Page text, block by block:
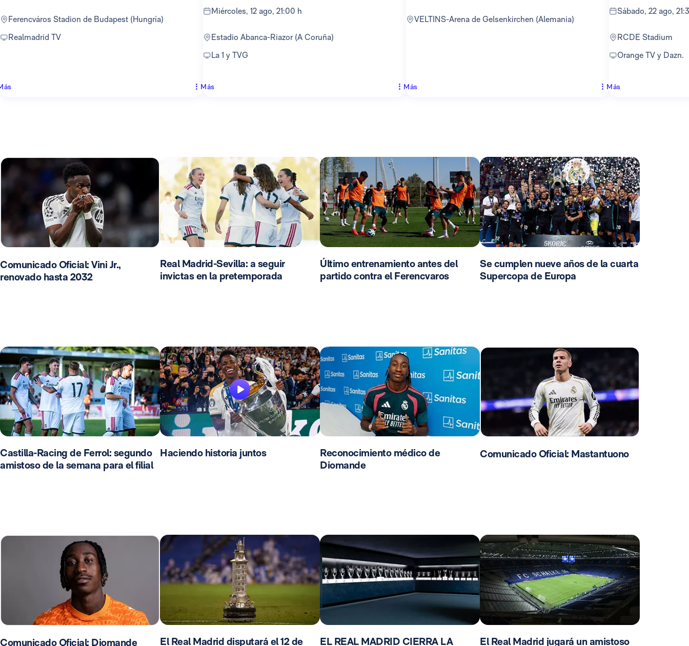
Ferencváros Stadion de Budapest (Hungría)
Realmadrid TV
miércoles, 12 ago, 21:00 h
Estadio Abanca-Riazor (A Coruña)
La 1 y TVG
Más
VELTINS-Arena de Gelsenkirchen (Alemania)
Más
sábado, 22 ago,
RCDE Stadium
Orange TV y Dazn.
Más
Comunicado Oficial: Vini Jr.,
renovado hasta 2032
Real Madrid-Sevilla: a seguir
invictas en la pretemporada
Último entrenamiento antes del
partido contra el Ferencvaros
Se cumplen nueve años de la cuarta
Supercopa de Europa
Castilla-Racing de Ferrol: segundo
amistoso de la semana para el filial
Haciendo historia juntos
Reconocimiento médico de
Diomande
Comunicado Oficial: Mastantuono
Comunicado Oficial: Diomande El Real Madrid disputará el 12 de EL REAL MADRID CIERRA LA El Real Madrid jugará un amistoso